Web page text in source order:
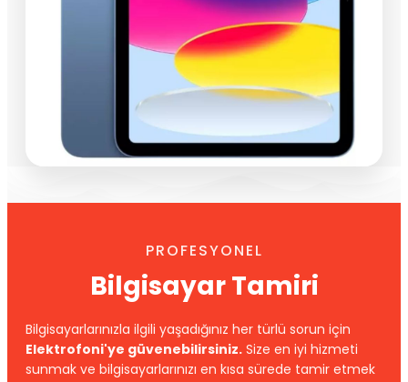
PROFESYONEL
Bilgisayar Tamiri
Bilgisayarlarınızla ilgili yaşadığınız her türlü sorun için
Elektrofoni'ye güvenebilirsiniz. Size en iyi hizmeti
sunmak ve bilgisayarlarınızı en kısa sürede tamir etmek